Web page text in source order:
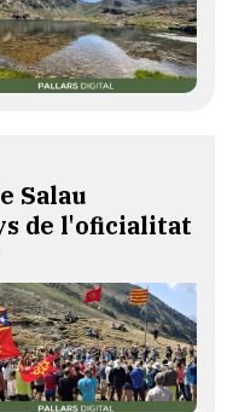
Salau
de l'oficialitat